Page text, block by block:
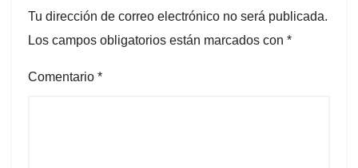
Tu dirección de correo electrónico no será publicada.
Los campos obligatorios están marcados con *
Comentario *